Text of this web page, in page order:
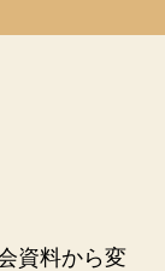
資料から変